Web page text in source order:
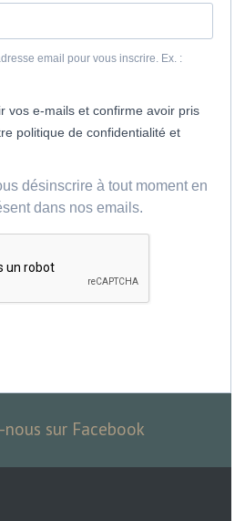
email pour vous inscrire. Ex. :
vos e-mails et confirme avoir pris
politique de confidentialité et
désinscrire à tout moment en
dans nos emails.
sur Facebook